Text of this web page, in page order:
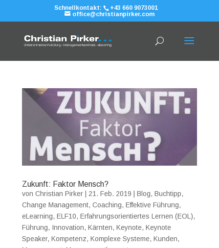
Schnellkontakt:
+43 660 9073001
office@christianpirker.com
Zukunft: Faktor Mensch?
von Christian Pirker| 21. Feb. 2019 Blog, Buchtipp,
Change Management, Coaching, Effektive Führung,
eLearning, ELF10, Erfahrungsorientiertes Lernen (EOL),
Führung, Innovation, Kärnten, Keynote, Keynote
Speaker, Kompetenz, Komplexe Systeme, Kunden,